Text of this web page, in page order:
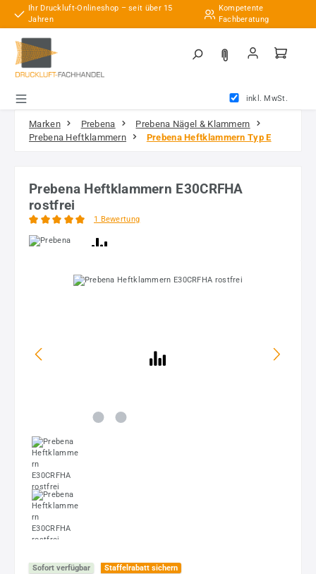
Zum Hauptinhalt springen
Ihr Druckluft-Onlineshop – seit über 15
Jahren
Kompetente
Fachberatung
inkl. MwSt.
Marken Prebena
Prebena Nägel & Klammern
Prebena Heftklammern
Prebena Heftklammern Typ E
Prebena Heftklammern E30CRFHA
rostfrei
1 Bewertung
Bildergalerie überspringen
Sofort verfügbar Staffelrabatt sichern